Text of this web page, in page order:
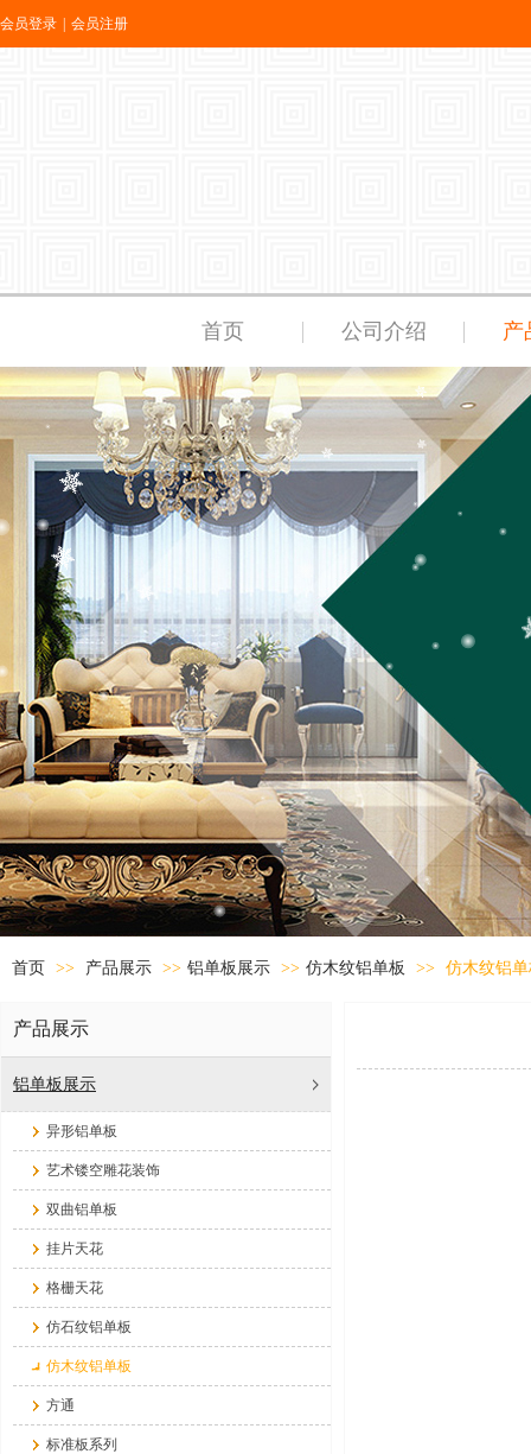
会员登录 会员注册
首页 公司介绍 产
首页 >> 产品展示 >> 铝单板展示 >> 仿木纹铝单板 >> 仿木纹铝
产品展示
铝单板展示
异形铝单板
艺术镂空雕花装饰
双曲铝单板
挂片天花
格栅天花
仿石纹铝单板
仿木纹铝单板
方通
标准板系列